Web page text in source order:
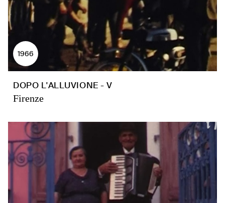
1966
DOPO L'ALLUVIONE - V
Firenze